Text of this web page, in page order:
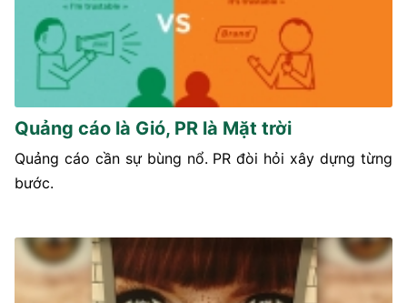
Quảng cáo là Gió, PR là Mặt trời
Quảng cáo cần sự bùng nổ. PR đòi hỏi xây dựng từng
bước.